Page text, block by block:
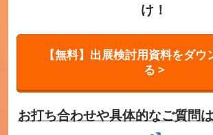
け！
【無料】出展検討用資料をダウ
る >
お打ち合わせや具体的なご質問